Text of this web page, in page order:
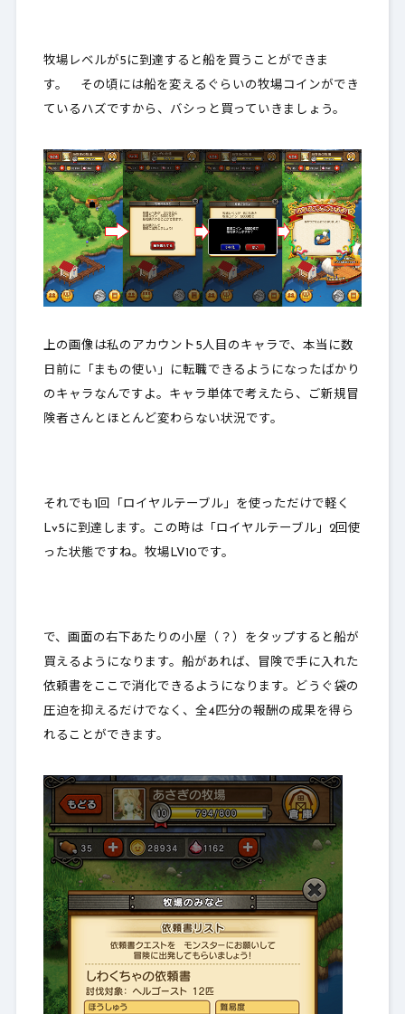
牧場レベルが5に到達すると船を買うことができま
す。 その頃には船を変えるぐらいの牧場コインができ
ているハズですから、バシっと買っていきましょう。
上の画像は私のアカウント5人目のキャラで、本当に数
日前に「まもの使い」に転職できるようになったばかり
のキャラなんですよ。キャラ単体で考えたら、ご新規冒
険者さんとほとんど変わらない状況です。
それでも1回「ロイヤルテーブル」を使っただけで軽く
Lv5に到達します。この時は「ロイヤルテーブル」2回使
った状態ですね。牧場LV10です。
で、画面の右下あたりの小屋（？）をタップすると船が
買えるようになります。船があれば、冒険で手に入れた
依頼書をここで消化できるようになります。どうぐ袋の
圧迫を抑えるだけでなく、 全4匹分の報酬の成果を得ら
れることができます。